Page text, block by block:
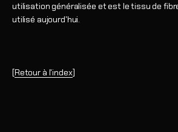
utilisation généralisée et est le tissu de
utilisé aujourd'hui.
[Retour à l'index]